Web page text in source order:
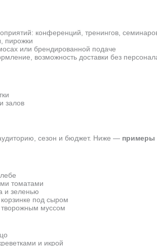
конференций, тренингов,
пирожки
или брендированной подаче
возможность доставки без
залов
сезон и бюджет. Ниже — примеры
томатами
и зеленью
под сыром
муссом
и икрой